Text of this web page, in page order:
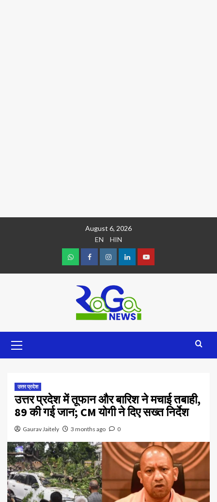
August 6, 2026
EN
HIN
उत्तर प्रदेश
उत्तर प्रदेश में तूफान और बारिश ने मचाई तबाही,
89 की गई जान; CM योगी ने दिए सख्त निर्देश
Gaurav Jaitely 3 months ago 0